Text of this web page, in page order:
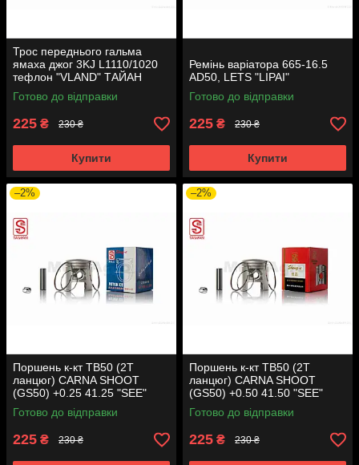
Трос переднього гальма
ямаха джог 3KJ L1110/1020
тефлон "VLAND" ТАЙАН
Готово до відправки
225 ₴ 230 ₴
Купити
Ремінь варіатора 665-16.5
AD50, LETS "LIPAI"
Готово до відправки
225 ₴ 230 ₴
Купити
–2%
Поршень к-кт TB50 (2T
ланцюг) CARNA SHOOT
(GS50) +0.25 41.25 "SEE"
(Sheng-E) таємниця (акція)
Готово до відправки
225 ₴ 230 ₴
–2%
Поршень к-кт TB50 (2T
ланцюг) CARNA SHOOT
(GS50) +0.50 41.50 "SEE"
(Sheng-E) таємниця (акція)
Готово до відправки
225 ₴ 230 ₴